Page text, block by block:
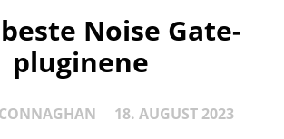
Noise Gate-
pluginene
18. AUGUST 2023